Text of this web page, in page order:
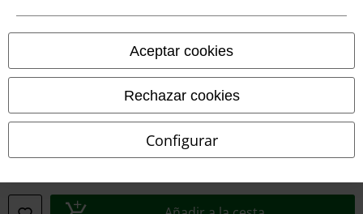
Aceptar cookies
Rechazar cookies
Configurar
Tiendas EMP online
EMP Deutschland